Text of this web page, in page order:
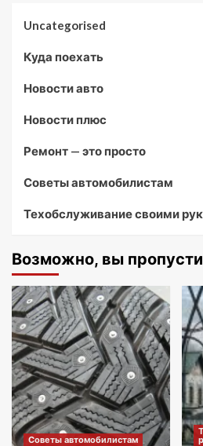
Uncategorised
Куда поехать
Новости авто
Новости плюс
Ремонт — это просто
Советы автомобилистам
Техобслуживание своими
Возможно, вы
Советы автомобилистам